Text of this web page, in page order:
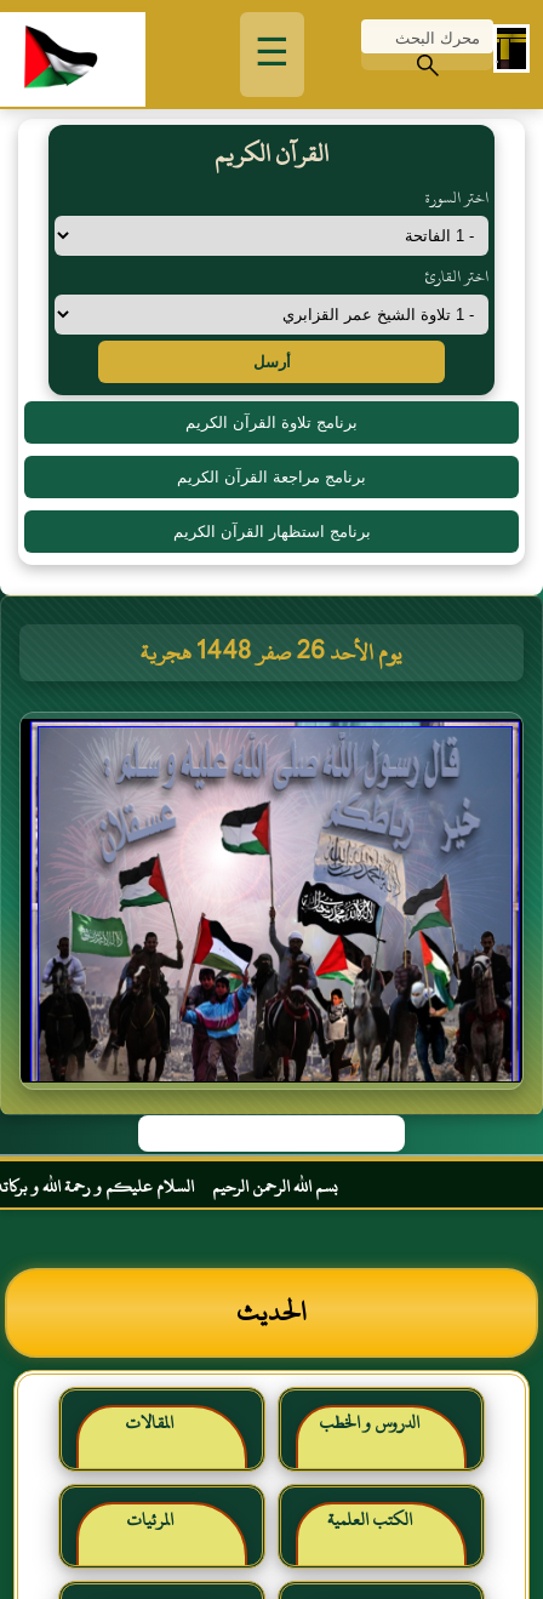
☰
القرآن الكريم
اختر السورة
اختر القارئ
أرسل
برنامج تلاوة القرآن الكريم
برنامج مراجعة القرآن الكريم
برنامج استظهار القرآن الكريم
يوم الأحد 26 صفر 1448 هجرية
بسم الله الرحمن الرحيم السلام عليكم و رحمة الله و بركاته
الحديث
الدروس و الخطب المقالات
الكتب العلمية المرئيات